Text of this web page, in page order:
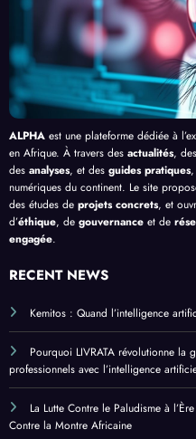
Afriq
ue
ui
ALPHA est une plateforme dédiée à
en Afrique. À travers des actualités, des
des analyses, et des guides pratiques,
numériques du continent. Le site
des études de projets concrets, et
d’éthique, de gouvernance et de
engagée.
RECENT NEWS
Kemitos : Quand l’intelligence
Pourquoi LIVRATA révolutionne la
professionnels avec l’intelligence
La Lutte Contre le Paludisme à
Contre la Montre Africaine